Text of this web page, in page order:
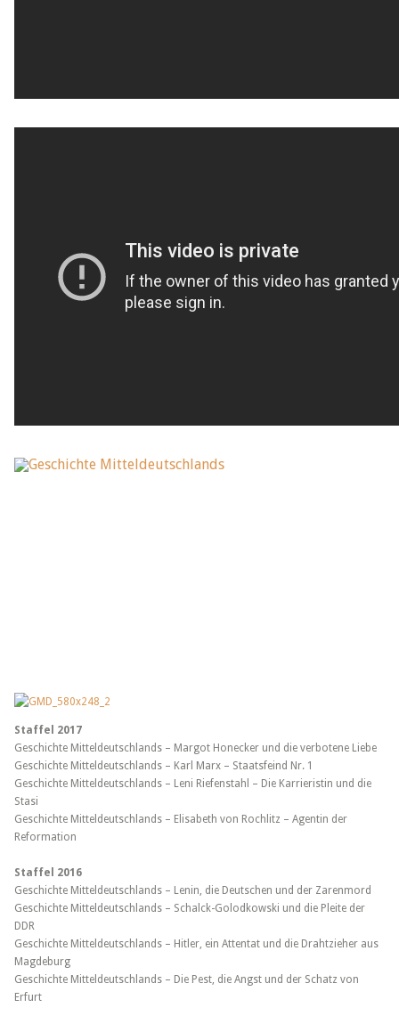
Staffel 2017
Geschichte Mitteldeutschlands – Margot Honecker und die verbotene Liebe
Geschichte Mitteldeutschlands – Karl Marx – Staatsfeind Nr. 1
Geschichte Mitteldeutschlands – Leni Riefenstahl – Die Karrieristin und die
Stasi
Geschichte Mitteldeutschlands – Elisabeth von Rochlitz – Agentin der
Reformation
Staffel 2016
Geschichte Mitteldeutschlands – Lenin, die Deutschen und der Zarenmord
Geschichte Mitteldeutschlands – Schalck-Golodkowski und die Pleite der
DDR
Geschichte Mitteldeutschlands – Hitler, ein Attentat und die Drahtzieher aus
Magdeburg
Geschichte Mitteldeutschlands – Die Pest, die Angst und der Schatz von
Erfurt